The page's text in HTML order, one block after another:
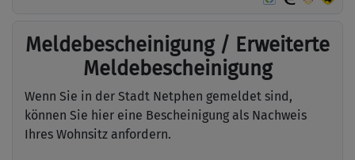
Meldebescheinigung / Erweiterte
Meldebescheinigung
Wenn Sie in der Stadt Netphen gemeldet sind,
können Sie hier eine Bescheinigung als Nachweis
Ihres Wohnsitz anfordern.